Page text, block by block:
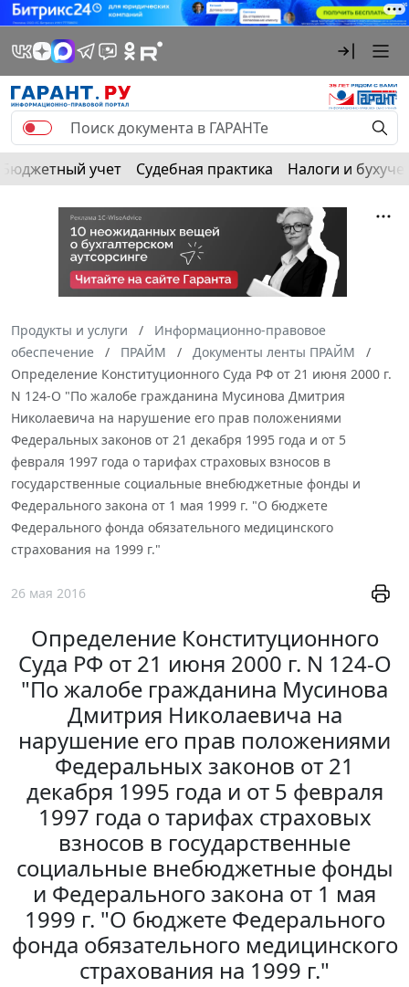
Бюджетный учет Судебная практика Налоги и
Продукты и услуги
Информационно-правовое
обеспечение
ПРАЙМ
Документы ленты ПРАЙМ
Определение Конституционного Суда РФ от 21 июня 2000 г.
N 124-О "По жалобе гражданина Мусинова Дмитрия
Николаевича на нарушение его прав положениями
Федеральных законов от 21 декабря 1995 года и от 5
февраля 1997 года о тарифах страховых взносов в
государственные социальные внебюджетные фонды и
Федерального закона от 1 мая 1999 г. "О бюджете
Федерального фонда обязательного медицинского
страхования на 1999 г."
26 мая 2016
Определение Конституционного
Суда РФ от 21 июня 2000 г. N 124-О
"По жалобе гражданина Мусинова
Дмитрия Николаевича на
нарушение его прав положениями
Федеральных законов от 21
декабря 1995 года и от 5 февраля
1997 года о тарифах страховых
взносов в государственные
социальные внебюджетные фонды
и Федерального закона от 1 мая
1999 г. "О бюджете Федерального
фонда обязательного медицинского
страхования на 1999 г."